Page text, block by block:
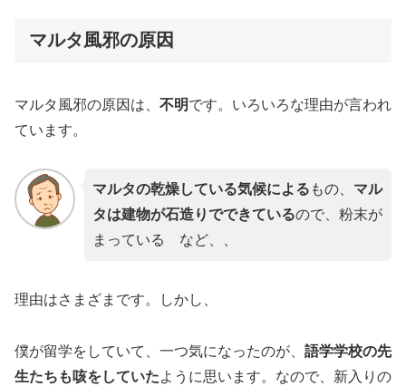
マルタ風邪の原因
マルタ風邪の原因は、 不明です。いろいろな理由が言われ
ています。
マルタの乾燥している気候による もの、 マル
タは建物が石造りでできているので、粉末が
まっている など、、
理由はさまざまです。しかし、
僕が留学をしていて、一つ気になったのが、 語学学校の先
生たちも咳をしていたように思います。なので、新入りの